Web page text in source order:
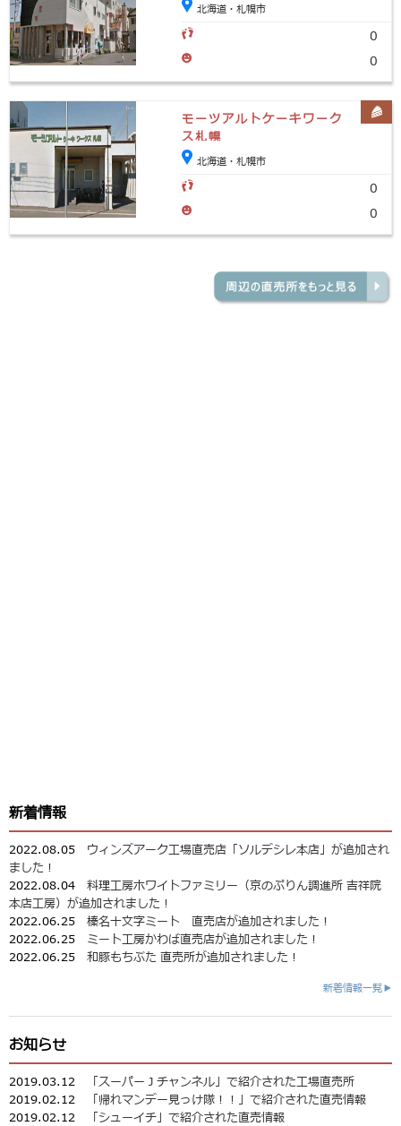
北海道・札幌市
0
0
モーツアルトケーキワーク
ス札幌
北海道・札幌市
0
0
新着情報
2022.08.05 ウィンズアーク工場直売店「ソルデシレ本店」が追加され
ました！
2022.08.04 料理工房ホワイトファミリー（京のぷりん調進所 吉祥院
本店工房）が追加されました！
2022.06.25 榛名十文字ミート 直売店が追加されました！
2022.06.25 ミート工房かわば直売店が追加されました！
2022.06.25 和豚もちぶた 直売所が追加されました！
新着情報一覧▶
お知らせ
2019.03.12
「スーパーＪチャンネル」で紹介された工場直売所
2019.02.12
「帰れマンデー見っけ隊！！」で紹介された直売情報
2019.02.12
「シューイチ」で紹介された直売情報